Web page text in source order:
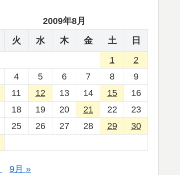
2009年8月
火 水 木 金 土
日
1
2
4 5 6 7 8
9
11 12 13 14 15
16
18 19 20 21 22
23
25 26 27 28 29
30
9月 »